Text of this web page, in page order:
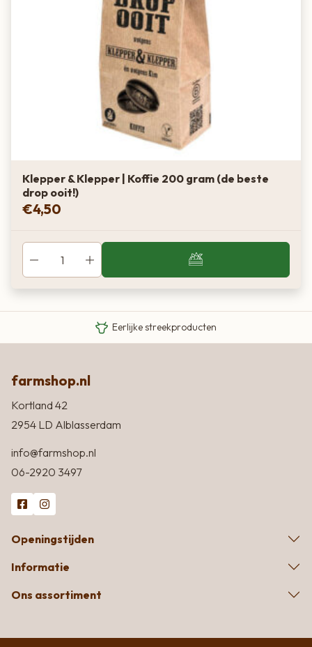
Klepper & Klepper | Koffie 200 gram (de beste
drop ooit!)
€4,50
Eigen Limousin runderen
Eerlijke streekproducten
farmshop.nl
Kortland 42
2954 LD Alblasserdam
info@farmshop.nl
06-2920 3497
Openingstijden
Informatie
Ons assortiment